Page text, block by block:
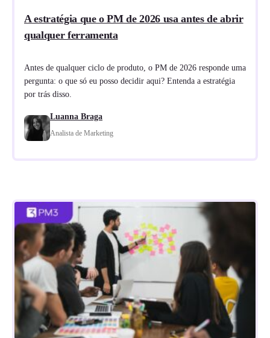
A estratégia que o PM de 2026 usa antes de abrir
qualquer ferramenta
Antes de qualquer ciclo de produto, o PM de 2026 responde uma
pergunta: o que só eu posso decidir aqui? Entenda a estratégia
por trás disso.
Luanna Braga
Analista de Marketing